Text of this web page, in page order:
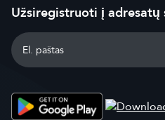
Užsiregistruoti į adresatų